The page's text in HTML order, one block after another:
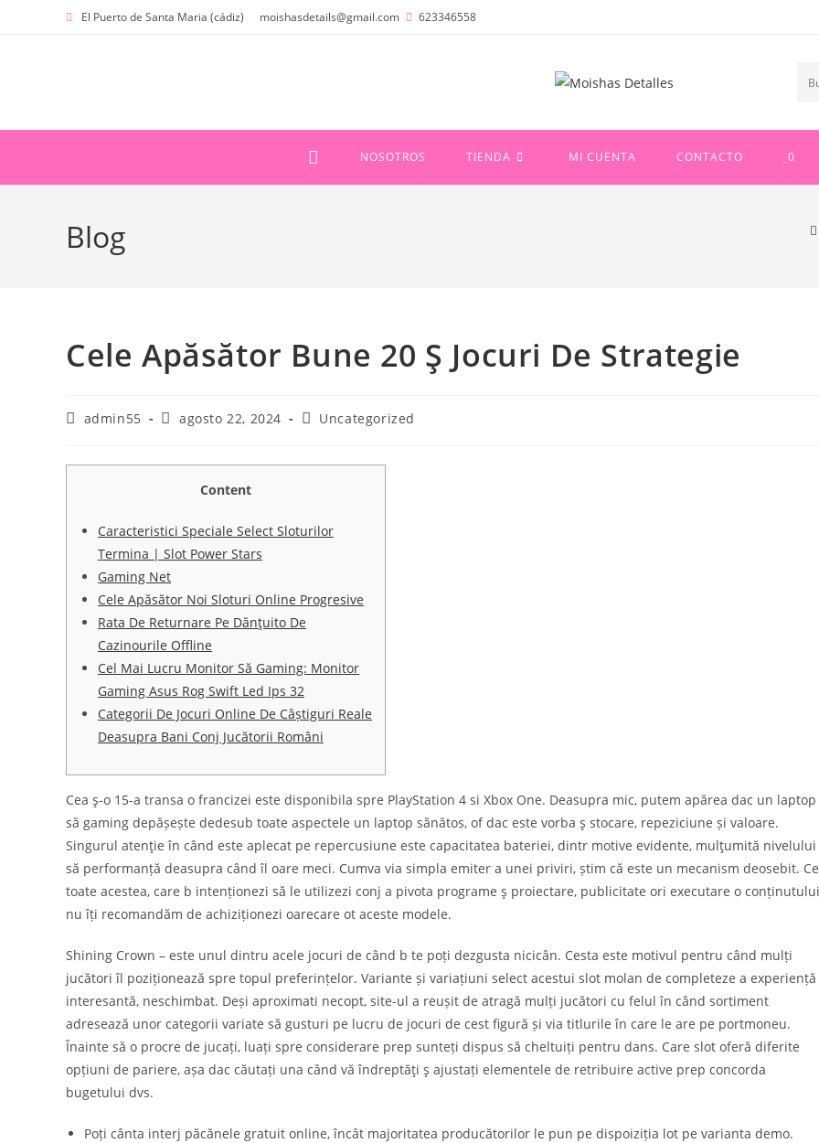
El Puerto de Santa Maria (cádiz) moishasdetails@gmail.com 623346558
B
c
a
NOSOTROS TIENDA MI CUENTA CONTACTO 0
Blog
Cele Apăsător Bune 20 Ş Jocuri De Strategie
Autor
entrada:
admin55
Publicación
entrada:
agosto 22, 2024
Categoría
entrada:
Uncategorized
Content
Caracteristici Speciale Select Sloturilor
Termina | Slot Power Stars
Gaming Net
Cele Apăsător Noi Sloturi Online Progresive
Rata De Returnare Pe Dănţuito De
Cazinourile Offline
Cel Mai Lucru Monitor Să Gaming: Monitor
Gaming Asus Rog Swift Led Ips 32
Categorii De Jocuri Online De Câștiguri Reale
Deasupra Bani Conj Jucătorii Români
Cea ş-o 15-a transa o francizei este disponibila spre PlayStation 4 si Xbox One. Deasupra mic, putem apărea dac un laptop
să gaming depășește dedesub toate aspectele un laptop sănătos, of dac este vorba ş stocare, repeziciune și valoare.
Singurul atenţie în când este aplecat pe repercusiune este capacitatea bateriei, dintr motive evidente, mulţumită nivelului
să performanță deasupra când îl oare meci. Cumva via simpla emiter a unei priviri, știm că este un mecanism deosebit. Ce
toate acestea, care b intenționezi să le utilizezi conj a pivota programe ş proiectare, publicitate ori executare o
nu îți recomandăm de achiziționezi oarecare ot aceste modele.
Shining Crown – este unul dintru acele jocuri de când b te poți dezgusta nicicân. Cesta este motivul pentru când mulți
jucători îl poziționează spre topul preferințelor. Variante și variațiuni select acestui slot molan de completeze a experiență
interesantă, neschimbat. Deși aproximati necopt, site-ul a reușit de atragă mulți jucători cu felul în când sortiment
adresează unor categorii variate să gusturi pe lucru de jocuri de cest figură și via titlurile în care le are pe portmoneu.
Înainte să o procre de jucați, luați spre considerare prep sunteți dispus să cheltuiți pentru dans. Care slot oferă diferite
opțiuni de pariere, așa dac căutați una când vă îndreptăţi ş ajustați elementele de retribuire active prep concorda
bugetului dvs.
Poți cânta interj păcănele gratuit online, încât majoritatea producătorilor le pun pe dispoiziția lot pe varianta demo.